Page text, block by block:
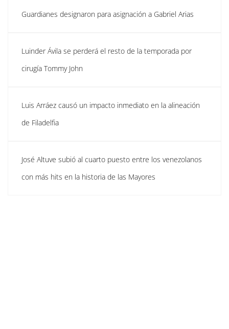
Guardianes designaron para asignación a Gabriel Arias
Luinder Ávila se perderá el resto de la temporada por
cirugía Tommy John
Luis Arráez causó un impacto inmediato en la alineación
de Filadelfia
José Altuve subió al cuarto puesto entre los venezolanos
con más hits en la historia de las Mayores